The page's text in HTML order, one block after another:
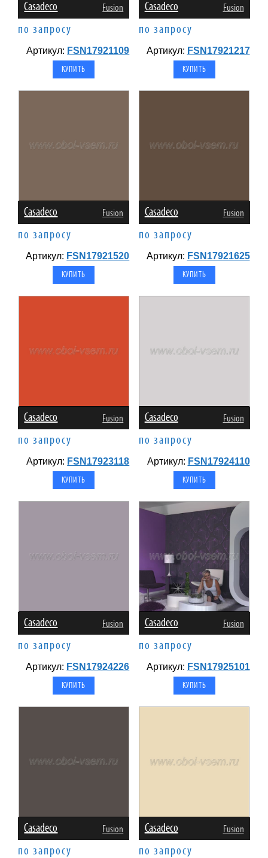
Casadeco Fusion
по запросу
Артикул: FSN17921109
Casadeco Fusion
по запросу
Артикул: FSN17921217
Casadeco Fusion
по запросу
Артикул: FSN17921520
Casadeco Fusion
по запросу
Артикул: FSN17921625
Casadeco Fusion
по запросу
Артикул: FSN17923118
Casadeco Fusion
по запросу
Артикул: FSN17924110
Casadeco Fusion
по запросу
Артикул: FSN17924226
Casadeco Fusion
по запросу
Артикул: FSN17925101
Casadeco Fusion
по запросу
Casadeco Fusion
по запросу